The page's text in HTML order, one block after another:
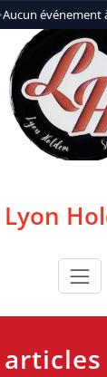
Aucun événement
Lyon